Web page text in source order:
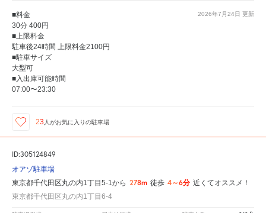
2026年7月24日 更新
■料金
30分 400円
■上限料金
駐車後24時間 上限料金2100円
■駐車サイズ
大型可
■入出庫可能時間
07:00〜23:30
23 人がお気に入りの駐車場
ID:305124849
オアゾ駐車場
東京都千代田区丸の内1丁目5-1から 278m 徒歩 4～6分 近くてオススメ！
東京都千代田区丸の内1丁目6-4